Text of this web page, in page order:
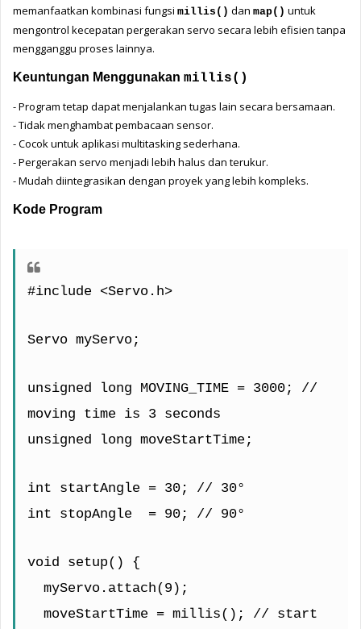
memanfaatkan kombinasi fungsi millis() dan map() untuk
mengontrol kecepatan pergerakan servo secara lebih efisien tanpa
mengganggu proses lainnya.
Keuntungan Menggunakan millis()
- Program tetap dapat menjalankan tugas lain secara bersamaan.
- Tidak menghambat pembacaan sensor.
- Cocok untuk aplikasi multitasking sederhana.
- Pergerakan servo menjadi lebih halus dan terukur.
- Mudah diintegrasikan dengan proyek yang lebih kompleks.
Kode Program
#include <Servo.h>
Servo myServo;
unsigned long MOVING_TIME = 3000; //
moving time is 3 seconds
unsigned long moveStartTime;
int startAngle = 30; // 30°
int stopAngle  = 90; // 90°
void setup() {
myServo.attach(9);
moveStartTime = millis(); // start